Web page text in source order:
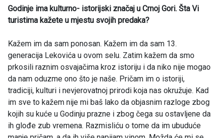
Godinje ima kulturno- istorijski značaj u Crnoj Gori. Šta Vi
turistima kažete u mjestu svojih predaka?
Kažem im da sam ponosan. Kažem im da sam 13.
generacija Lekovića u ovom selu. Zatim kažem da smo
prkosili raznim osvajačima kroz istoriju i da niko nije mogao
da nam oduzme ono što je naše. Pričam im o istoriji,
tradiciji, kulturi i nevjerovatnoj prirodi koja nas okružuje. Kad
im sve to kažem nije mi baš lako da objasnim razloge zbog
kojih su kuće u Godinju prazne i zbog čega su ostavljene da
ih glođe zub vremena. Razmisliću o tome da im ubuduće